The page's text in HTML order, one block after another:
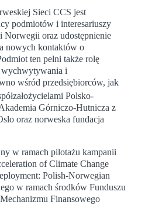
Sieci CCS jest
podmiotów i interesariuszy
Norwegii oraz udostępnienie
nowych kontaktów o
ten pełni także rolę
wychwytywania i
wśród przedsiębiorców, jak
Polsko-
Górniczo-Hutnicza z
oraz norweska fundacja
w ramach pilotażu kampanii
of Climate Change
Polish-Norwegian
w ramach środków Funduszu
Finansowego